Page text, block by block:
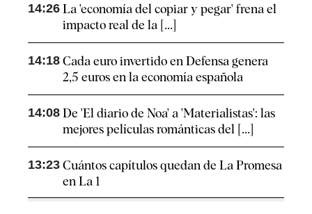
14:26 La 'economía del copiar y pegar' frena el
impacto real de la [...]
14:18 Cada euro invertido en Defensa genera
2,5 euros en la economía española
14:08 De 'El diario de Noa' a 'Materialistas': las
mejores películas románticas del [...]
13:23 Cuántos capítulos quedan de La Promesa
en La 1